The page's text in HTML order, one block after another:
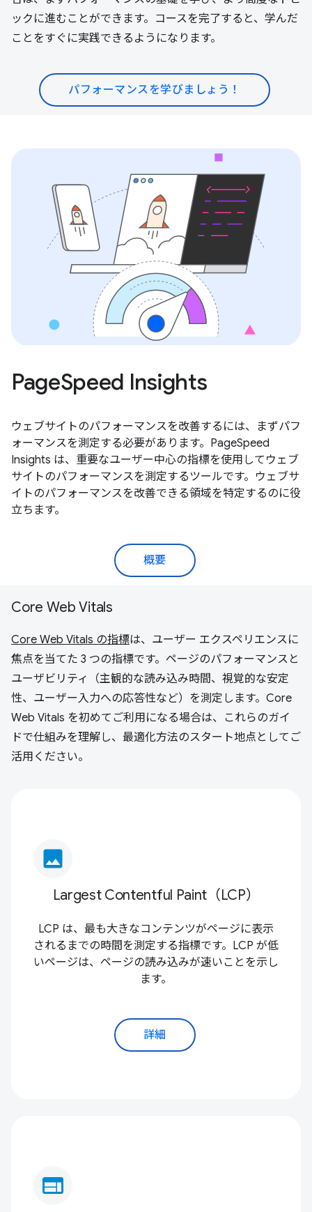
ックに進むことができます。コースを完了すると、学んだ
ことをすぐに実践できるようになります。
パフォーマンスを学びましょう！
PageSpeed Insights
ウェブサイトのパフォーマンスを改善するには、まずパフ
ォーマンスを測定する必要があります。PageSpeed
Insights は、重要なユーザー中心の指標を使用してウェブ
サイトのパフォーマンスを測定するツールです。ウェブサ
イトのパフォーマンスを改善できる領域を特定するのに役
立ちます。
概要
Core Web Vitals
Core Web Vitals の指標は、ユーザー エクスペリエンスに
焦点を当てた 3 つの指標です。ページのパフォーマンスと
ユーザビリティ（主観的な読み込み時間、視覚的な安定
性、ユーザー入力への応答性など）を測定します。Core
Web Vitals を初めてご利用になる場合は、これらのガイ
ドで仕組みを理解し、最適化方法のスタート地点としてご
活用ください。
image
Largest Contentful Paint（LCP）
LCP は、最も大きなコンテンツがページに表示
されるまでの時間を測定する指標です。LCP が低
いページは、ページの読み込みが速いことを示し
ます。
詳細
web